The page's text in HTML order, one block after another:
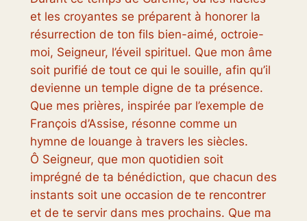
et les croyantes se préparent à honorer la
résurrection de ton fils bien-aimé, octroie-
moi, Seigneur, l’éveil spirituel. Que mon âme
soit purifié de tout ce qui le souille, afin qu’il
devienne un temple digne de ta présence.
Que mes prières, inspirée par l’exemple de
François d’Assise, résonne comme un
hymne de louange à travers les siècles.
Ô Seigneur, que mon quotidien soit
imprégné de ta bénédiction, que chacun des
instants soit une occasion de te rencontrer
et de te servir dans mes prochains. Que ma